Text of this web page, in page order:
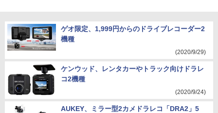
ゲオ限定、1,999円からのドライブレコーダー2
機種
(2020/9/29)
ケンウッド、レンタカーやトラック向けドラレ
コ2機種
(2020/9/24)
AUKEY、ミラー型2カメドラレコ「DRA2」5